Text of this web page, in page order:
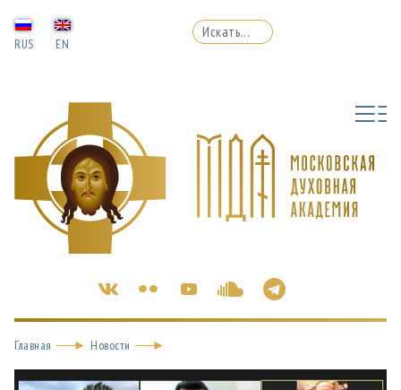
RUS EN
Главная Новости